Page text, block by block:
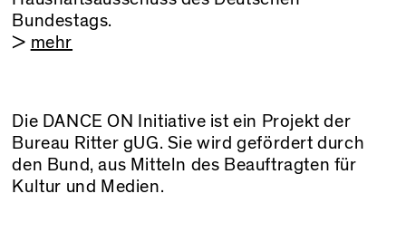
Bundestags.
> mehr
Die DANCE ON Initiative ist ein Projekt der
Bureau Ritter gUG. Sie wird gefördert durch
den Bund, aus Mitteln des Beauftragten für
Kultur und Medien.